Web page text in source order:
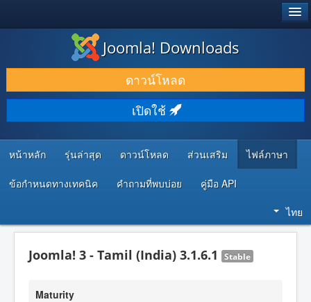
ดาวน์โหลด & ส่วนเสริม
ค้นคว้า & เรียนรู้
ชุมชน & สนับสนุน
ทรัพยากรสำหรับนักพัฒนา
Joomla! Downloads
ดาวน์โหลด
เปิดใช้
หน้าหลัก รุ่นล่าสุด ดาวน์โหลด ส่วนเสริม ไฟล์ภาษา
ข้อกำหนดทางเทคนิค คำถามที่พบบ่อย คู่มือ API
ไทย
Joomla! 3 - Tamil (India) 3.1.6.1 Stable
Maturity